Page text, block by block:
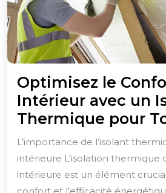
Optimisez le
Intérieur avec un
Thermique pour
L’importance de l’isolant
intérieure L’isolation thermique
intérieure est un élément